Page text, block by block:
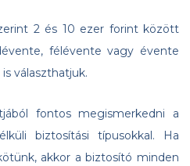
2 és 10 ezer forint között
félévente vagy évente
választhatjuk.
fontos megismerkedni a
biztosítási típusokkal. Ha
akkor a biztosító minden